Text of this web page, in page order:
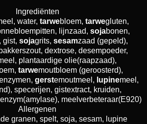
Ingrediënten
water, tarwebloem, tarwegluten,
lijnzaad, sojabonen,
gist, sojagrits, sesamzaad (gepeld),
dextrose, desempoeder,
plantaardige olie(raapzaad),
tarwemoutbloem (geroosterd),
gerstemoutmeel, lupinemeel,
specerijen, gistextract, kruiden,
meelverbeteraar(E920)
Allergenen
granen, spelt, soja, sesam, lupine